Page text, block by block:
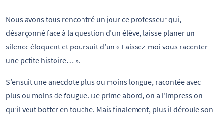
Nous avons tous rencontré un jour ce professeur qui,
désarçonné face à la question d’un élève, laisse planer un
silence éloquent et poursuit d’un « Laissez-moi vous raconter
une petite histoire… ».
S’ensuit une anecdote plus ou moins longue, racontée avec
plus ou moins de fougue. De prime abord, on a l’impression
qu’il veut botter en touche. Mais finalement, plus il déroule son